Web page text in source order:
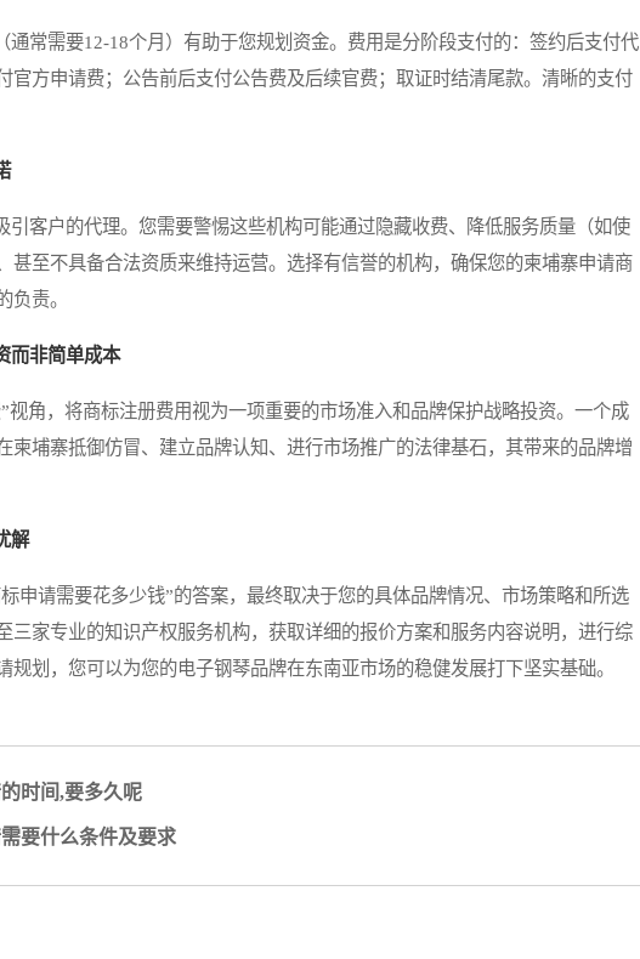
常需要12-18个月）有助于您规划资金。费用是分阶段支付的：签约后支付代
官方申请费；公告前后支付公告费及后续官费；取证时结清尾款。清晰的支付
客户的代理。您需要警惕这些机构可能通过隐藏收费、降低服务质量（如使
甚至不具备合法资质来维持运营。选择有信誉的机构，确保您的柬埔寨申请商
负责。
而非简单成本
角，将商标注册费用视为一项重要的市场准入和品牌保护战略投资。一个成
柬埔寨抵御仿冒、建立品牌认知、进行市场推广的法律基石，其带来的品牌增
解
请需要花多少钱”的答案，最终取决于您的具体品牌情况、市场策略和所选
三家专业的知识产权服务机构，获取详细的报价方案和服务内容说明，进行综
规划，您可以为您的电子钢琴品牌在东南亚市场的稳健发展打下坚实基础。
时间,要多久呢
要什么条件及要求